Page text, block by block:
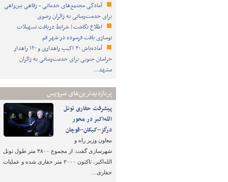
آمادگی مجتمع‌های خدماتی - رفاهی بین‌راهی
برای خدمت‌رسانی به زائران رضوی
اطلاع نگاشت| شرایط دریافت تسهیلات
نوسازی بافت فرسوده در شهر قم
آماده‌باش ۳۰ اکیپ راهداری و ۱۲۰ راهدار
خراسان جنوبی برای خدمت‌رسانی به زائران
مشهد…
پربازدیدترین‌های سرویس
پیشرفت حفاری تونل
الله‌اکبر در محور
درگز–کبکان–قوچان
معاون وزیر راه و
شهرسازی گفت: از مجموع ۳۸۰۰ متر طول تونل
الله‌اکبر، تاکنون ۲۰۰۰ متر حفاری شده و عملیات
حفاری…